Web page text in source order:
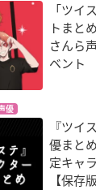
「ツイ
トまと
さんら
ベント
優
『ツイ
優まと
定キャ
【保存版